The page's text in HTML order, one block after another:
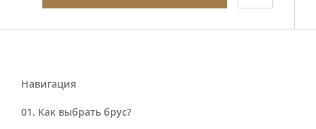
Навигация
Как выбрать брус?